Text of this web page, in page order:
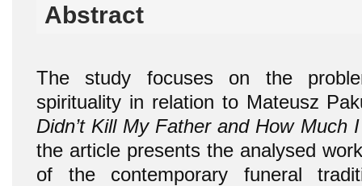
Abstract
The study focuses on the
spirituality in relation to Mateusz
Didn’t Kill My Father and How Much
the article presents the analysed
of the contemporary funeral